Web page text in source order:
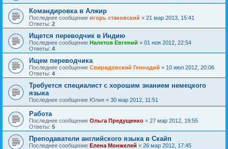
Командировка в Алжир
Последнее сообщение игорь стаковский « 21 мар 2013, 15:41
Ответы: 2
Ищется переводчик в Индию
Последнее сообщение Налетов Евгений « 01 ноя 2012, 22:54
Ответы: 4
Ищем переводчика
Последнее сообщение Свиридовский Геннадий « 10 июл 2012, 20:06
Ответы: 4
Требуется специалист с хорошим знанием немецкого
языка
Последнее сообщение Юлия « 30 мар 2012, 11:51
Работа
Последнее сообщение Ольга Предущенко « 27 мар 2012, 19:55
Ответы: 5
Преподаватели английского языка в Скайп
Последнее сообщение Елена Монжелей « 26 мар 2012, 17:45